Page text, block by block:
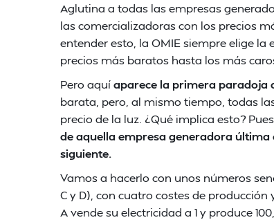
Aglutina a todas las empresas
las comercializadoras con los precios
entender esto, la OMIE siempre elige
precios más baratos hasta los más
Pero aquíaparece la primera paradoja
barata, pero, al mismo tiempo, todas
precio de la luz. ¿Qué implica esto?
de aquella empresa generadora
siguiente.
Vamos a hacerlo con unos números
C y D), con cuatro costes de
A vende su electricidad a 1 y produce